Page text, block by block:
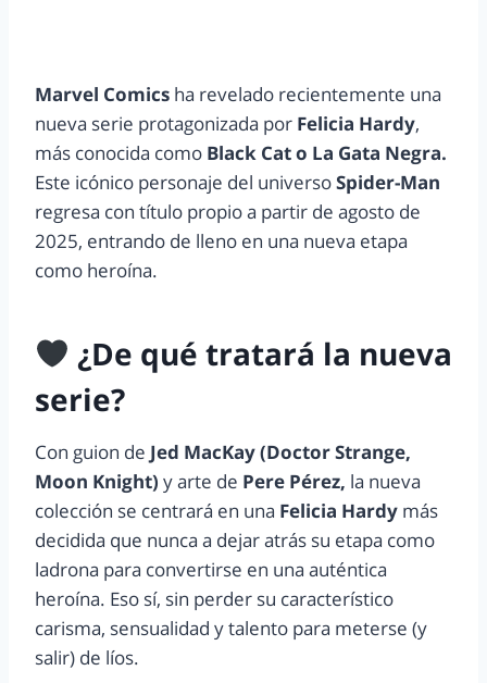
Marvel Comics ha revelado recientemente una
nueva serie protagonizada por Felicia Hardy,
más conocida como Black Cat o La Gata Negra.
Este icónico personaje del universoSpider-Man
regresa con título propio a partir de agosto de
2025, entrando de lleno en una nueva etapa
como heroína.
¿De qué tratará la nueva
serie?
Con guion de Jed MacKay (Doctor Strange,
Moon Knight) y arte de Pere Pérez, la nueva
colección se centrará en una Felicia Hardy más
decidida que nunca a dejar atrás su etapa como
ladrona para convertirse en una auténtica
heroína. Eso sí, sin perder su característico
carisma, sensualidad y talento para meterse (y
salir) de líos.